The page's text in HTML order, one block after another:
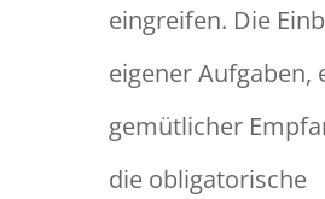
eingreifen. Die
eigener Aufgaben,
gemütlicher
die obligatorische